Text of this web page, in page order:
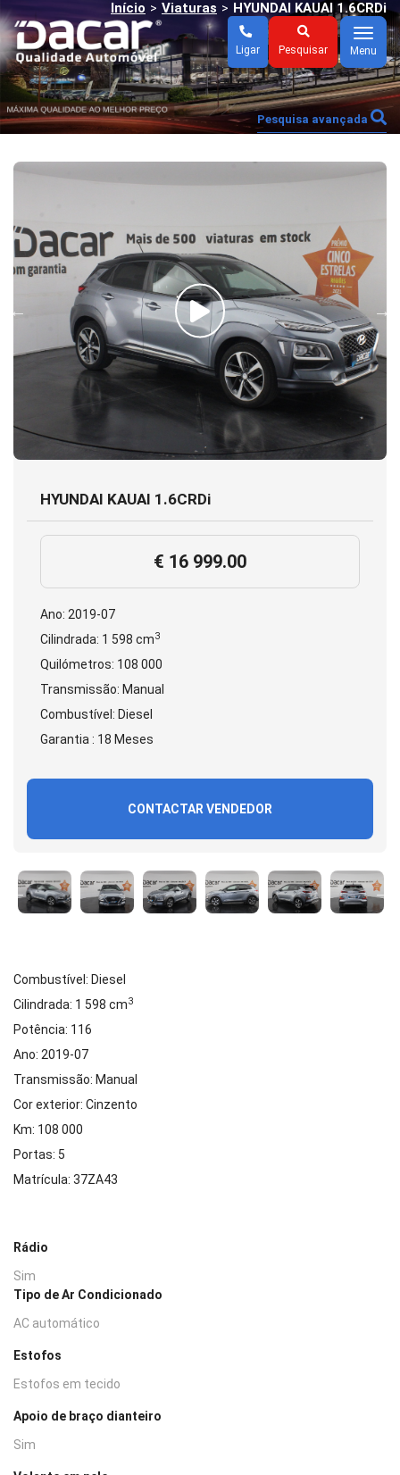
Pesquisar
Ligar
Menu
Menu
Início > Viaturas > HYUNDAI KAUAI 1.6CRDi
Pesquisa avançada
HYUNDAI KAUAI 1.6CRDi
€ 16 999.00
Ano: 2019-07
Cilindrada: 1 598 cm3
Quilómetros: 108 000
Transmissão: Manual
Combustível: Diesel
Garantia : 18 Meses
CONTACTAR VENDEDOR
Combustível: Diesel
Cilindrada: 1 598 cm3
Potência: 116
Ano: 2019-07
Transmissão: Manual
Cor exterior: Cinzento
Km: 108 000
Portas: 5
Matrícula: 37ZA43
Rádio
Sim
Tipo de Ar Condicionado
AC automático
Estofos
Estofos em tecido
Apoio de braço dianteiro
Sim